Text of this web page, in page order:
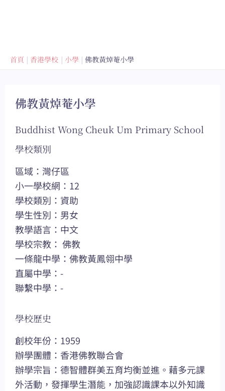
首頁 香港學校 小學 佛教黃焯菴小學
佛教黃焯菴小學
Buddhist Wong Cheuk Um Primary School
學校類別
區域：灣仔區
小一學校網：12
學校類別：資助
學生性別：男女
教學語言：中文
學校宗教： 佛教
一條龍中學：佛教黃鳳翎中學
直屬中學：-
聯繫中學：-
學校歷史
創校年份：1959
辦學團體：香港佛教聯合會
辦學宗旨：德智體群美五育均衡並進。藉多元課
外活動，發揮學生潛能，加強認識課本以外知識